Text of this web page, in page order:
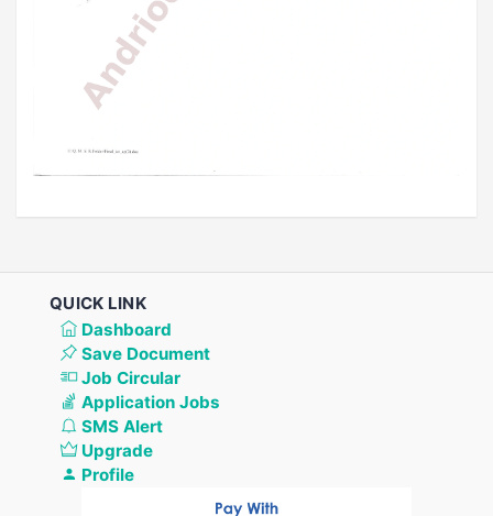
QUICK LINK
Dashboard
Save Document
Job Circular
Application Jobs
SMS Alert
Upgrade
Profile